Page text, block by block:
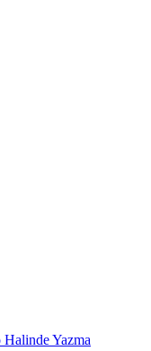
Yazma